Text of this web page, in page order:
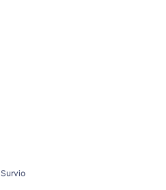
Survio